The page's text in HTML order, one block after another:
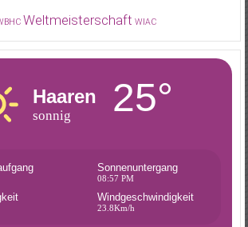
Weltmeisterschaft WIAC
Haaren
sonnig 25°
Sonnenuntergang
08:57 PM
Windgeschwindigkeit
23.8Km/h